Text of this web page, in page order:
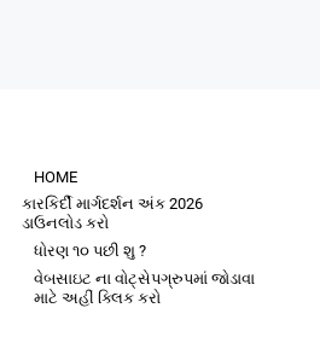
HOME
કારકિર્દી માર્ગદર્શન અંક 2026
ડાઉનલોડ કરો
ધોરણ ૧૦ પછી શુ ?
વેબસાઇટ ના વોટ્સેપગ્રુપમાં જોડાવા
માટે અહીં ક્લિક કરો